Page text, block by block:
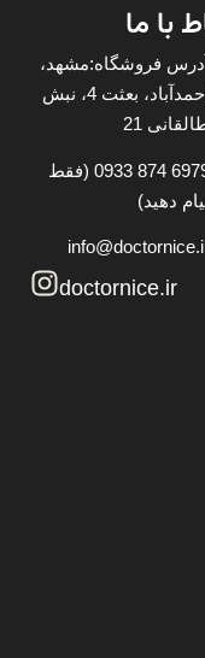
با ما
فروشگاه:مشهد،
احمدآباد، بعثت 4، نبش
21
6979 874 0933 (فقط
دهید)
doctornice.ir